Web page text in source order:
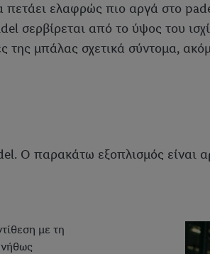
ελαφρώς πιο αργά στο
σερβίρεται από το ύψος του
μπάλας σχετικά σύντομα,
Ο παρακάτω εξοπλισμός είναι
με τη